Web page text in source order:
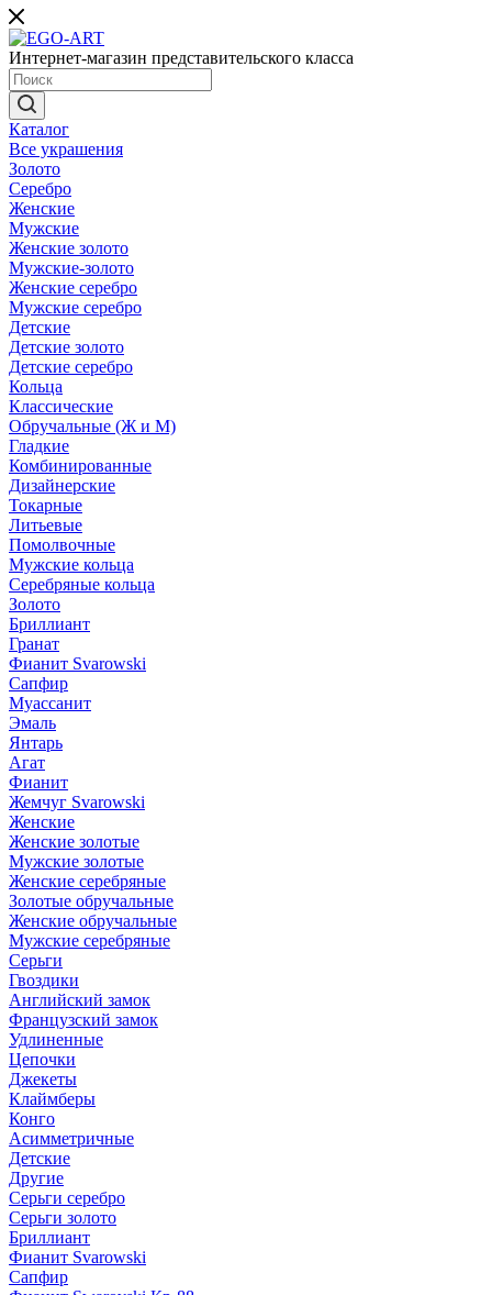
Интернет-магазин представительского класса
Каталог
Все украшения
Золото
Серебро
Женские
Мужские
Женские золото
Мужские-золото
Женские серебро
Мужские серебро
Детские
Детские золото
Детские серебро
Кольца
Классические
Обручальные (Ж и М)
Гладкие
Комбинированные
Дизайнерские
Токарные
Литьевые
Помолвочные
Мужские кольца
Серебряные кольца
Золото
Бриллиант
Гранат
Фианит Svarowski
Сапфир
Муассанит
Эмаль
Янтарь
Агат
Фианит
Жемчуг Svarowski
Женские
Женские золотые
Мужские золотые
Женские серебряные
Золотые обручальные
Женские обручальные
Мужские серебряные
Серьги
Гвоздики
Английский замок
Французский замок
Удлиненные
Цепочки
Джекеты
Клаймберы
Конго
Асимметричные
Детские
Другие
Серьги серебро
Серьги золото
Бриллиант
Фианит Svarowski
Сапфир